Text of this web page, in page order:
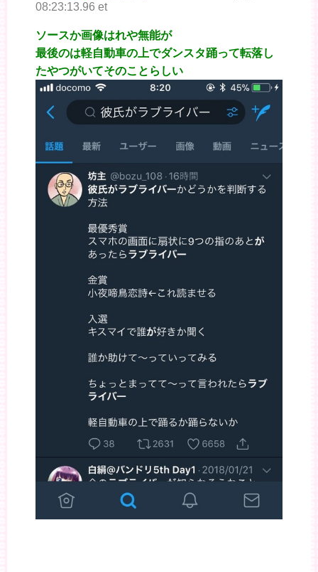
08:23:13.96 et
ソースか画像はれや無能が
最後のは軽自動車の上でダンスタ踊って転落し
たやつがいてそのことらしい